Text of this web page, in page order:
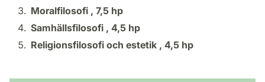
Moralfilosofi , 7,5 hp
Samhällsfilosofi , 4,5 hp
Religionsfilosofi och estetik , 4,5 hp